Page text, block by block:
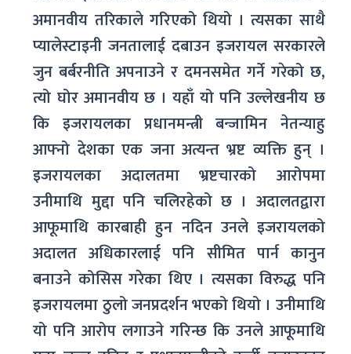
अमानवीय तरिकाले गरिएको थियो । त्यसका साथै
प्यालेस्टाइनी जनतालाई दबाउन इजरायल सरकारले
जुन बर्बरनीति अपनाउने र दमनसमेत गर्ने गरेको छ,
त्यो घोर अमानवीय छ । यहाँ यो पनि उल्लेखनीय छ
कि इजरायलका प्रधानमन्त्री बन्जामिन नेतन्याहु
आफ्नो देशका एक जना अत्यन्त भ्रष्ट व्यक्ति हुन् ।
इजरायलका अदालतमा भ्रष्टचारको आरोपमा
उनीमाथि मुद्दा पनि चलिरहेको छ । अदालतद्वारा
आफूमाथि कारबाही हुन नदिन उनले इजरायलको
अदालत अधिकारलाई पनि सीमित पार्न कानुन
बनाउने कोसिस गरेका थिए । त्यसका विरुद्ध पनि
इजरायलमा ठुलो जनप्रदर्शन भएको थियो । उनीमाथि
यो पनि आरोप लगाउने गरिन्छ कि उनले आफूमाथि